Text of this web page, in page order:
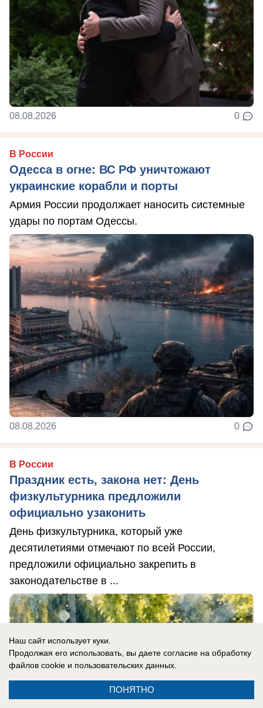
08.08.2026 0
В России
Одесса в огне: ВС РФ уничтожают
украинские корабли и порты
Армия России продолжает наносить системные
удары по портам Одессы.
08.08.2026 0
В России
Праздник есть, закона нет: День
физкультурника предложили
официально узаконить
День физкультурника, который уже
десятилетиями отмечают по всей России,
предложили официально закрепить в
законодательстве в ...
Наш сайт использует куки.
Продолжая его использовать, вы даете согласие на обработку
файлов cookie и пользовательских данных.
ПОНЯТНО